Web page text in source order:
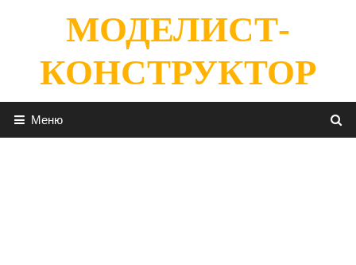
содержимомуМОДЕЛИСТ-
КОНСТРУКТОР
Меню